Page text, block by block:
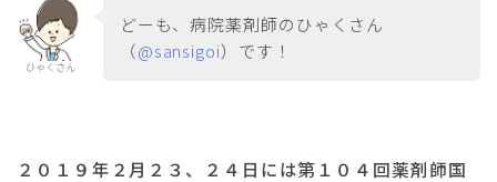
ひゃくさん
どーも、病院薬剤師のひゃくさん
（@sansigoi）です！
２０１９年２月２３、２４日には第１０４回薬剤師国